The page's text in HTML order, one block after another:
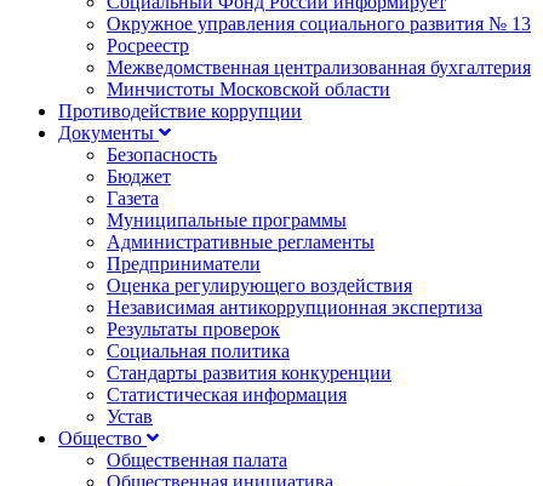
Окружное управления социального развития № 13
Росреестр
Межведомственная централизованная бухгалтерия
Минчистоты Московской области
Противодействие коррупции
Документы
Безопасность
Бюджет
Газета
Муниципальные программы
Административные регламенты
Предприниматели
Оценка регулирующего воздействия
Независимая антикоррупционная экспертиза
Результаты проверок
Социальная политика
Стандарты развития конкуренции
Статистическая информация
Устав
Общество
Общественная палата
Общественная инициатива